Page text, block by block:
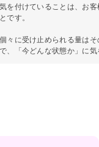
気を付けていることは、お
とです。
個々に受け止められる量は
で、「今どんな状態か」に気